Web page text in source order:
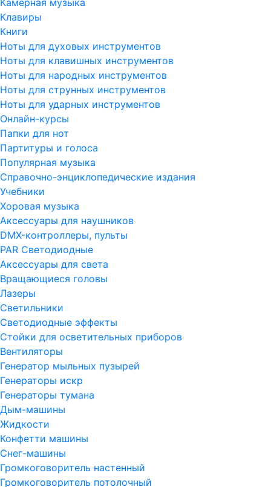
Камерная музыка
Клавиры
Книги
Ноты для духовых инструментов
Ноты для клавишных инструментов
Ноты для народных инструментов
Ноты для струнных инструментов
Ноты для ударных инструментов
Онлайн-курсы
Папки для нот
Партитуры и голоса
Популярная музыка
Справочно-энциклопедические издания
Учебники
Хоровая музыка
Аксессуары для наушников
DMX-контроллеры, пульты
PAR Светодиодные
Аксессуары для света
Вращающиеся головы
Лазеры
Светильники
Светодиодные эффекты
Стойки для осветительных приборов
Вентиляторы
Генератор мыльных пузырей
Генераторы искр
Генераторы тумана
Дым-машины
Жидкости
Конфетти машины
Снег-машины
Громкоговоритель настенный
Громкоговоритель потолочный